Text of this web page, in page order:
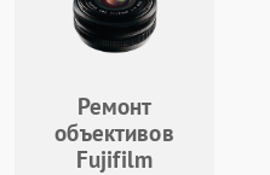
Ремонт
объективов
Fujifilm